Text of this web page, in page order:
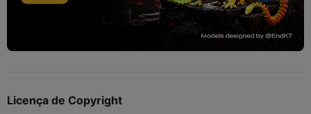
Licença de Copyright